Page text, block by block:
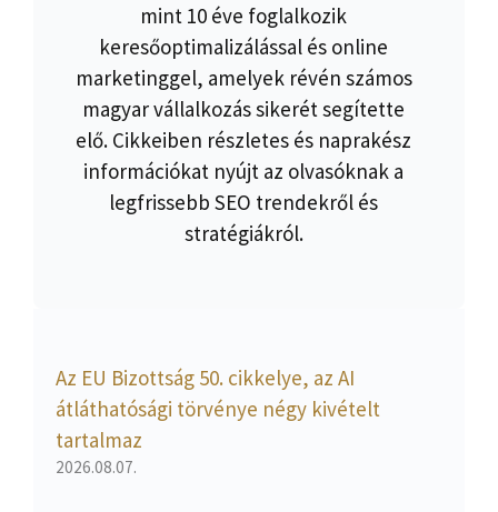
mint 10 éve foglalkozik
keresőoptimalizálással és online
marketinggel, amelyek révén számos
magyar vállalkozás sikerét segítette
elő. Cikkeiben részletes és naprakész
információkat nyújt az olvasóknak a
legfrissebb SEO trendekről és
stratégiákról.
Az EU Bizottság 50. cikkelye, az AI
átláthatósági törvénye négy kivételt
tartalmaz
2026.08.07.